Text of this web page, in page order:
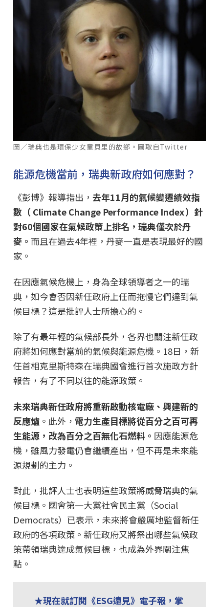
圖／瑞典也是環保少女童貝里的故鄉。圖取自Twitter
能源危機當前，瑞典新政府如何應對？
《彭博》報導指出， 去年11月的氣候變遷績效指
數（ Climate Change Performance Index ）針
對60個國家在氣候政策上排名，瑞典僅次於丹
麥。 而且在過去4年裡，丹麥一直是表現最好的國
家。
在因應氣候危機上，身為全球領導者之一的瑞
典，如今會否因新任政府上任而拖慢它們達到氣
候目標？這是批評人士所擔心的。
除了有最年輕的氣候部長外，各界也關注新任政
府將如何應對當前的氣候與能源危機。18日，新
任首相克里斯特森在瑞典國會進行首次施政方針
報告，有了不同以往的能源政策。
未來瑞典新任政府將重新啟動核電廠、興建新的
反應爐。此外， 電力生產目標將從百分之百可再
生能源，改為百分之百無化石燃料。 因應能源危
機，雖風力發電仍會繼續產出，但不再是未來能
源規劃的主力。
對此，批評人士也表明這些政策將威脅瑞典的氣
候目標。國會第一大黨社會民主黨（Social
Democrats）已表示，未來將會嚴厲地監督新任
政府的各項政策。新任政府又將祭出哪些氣候政
策帶領瑞典達成氣候目標，也成為外界關注焦
點。
★現在就訂閱《ESG遠見》電子報，掌